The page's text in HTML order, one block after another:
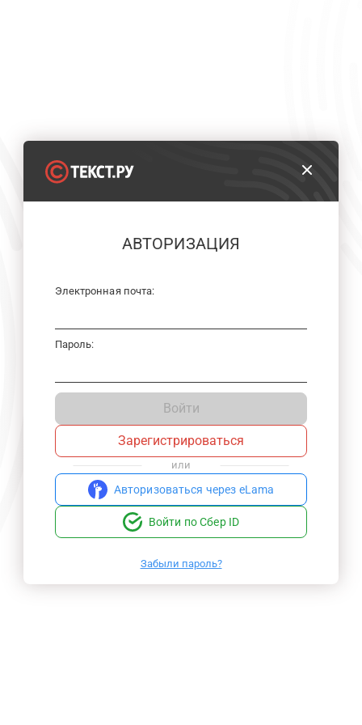
АВТОРИЗАЦИЯ
Электронная почта:
Пароль:
Войти
Зарегистрироваться
или
Авторизоваться через eLama
Войти по Сбер ID
Забыли пароль?